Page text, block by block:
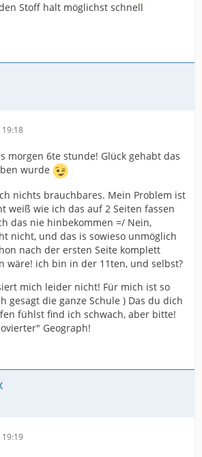
Stoff halt möglichst schnell
morgen 6te stunde! Glück gehabt das
wurde
nichts brauchbares. Mein Problem ist
weiß wie ich das auf 2 Seiten fassen
das nie hinbekommen =/ Nein,
nicht, und das is sowieso unmöglich
nach der ersten Seite komplett
wäre! ich bin in der 11ten, und selbst?
mich leider nicht! Für mich ist so
gesagt die ganze Schule ) Das du dich
fühlst find ich schwach, aber bitte!
Geograph!